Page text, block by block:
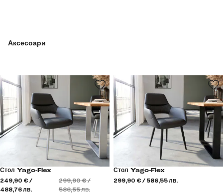
Аксесоари
Стол Yago-Flex
249,90 € /
488,76 лв.
299,90 € /
586,55 лв.
Стол Yago-Flex
299,90 € / 586,55 лв.